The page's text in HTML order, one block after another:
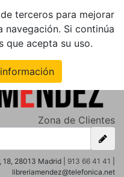
terceros para mejorar
Si continúa
que acepta su uso.
Zona de Clientes
28013 Madrid | 913 66 41 41
libreriamendez@telefonica.net